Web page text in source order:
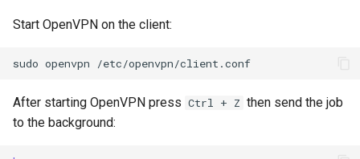
Start OpenVPN on the client:
sudo openvpn
After starting OpenVPN press Ctrl + Z then send the job
to the background: